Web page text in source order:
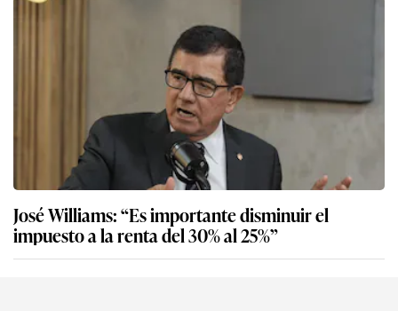
José Williams: “Es importante disminuir el
impuesto a la renta del 30% al 25%”